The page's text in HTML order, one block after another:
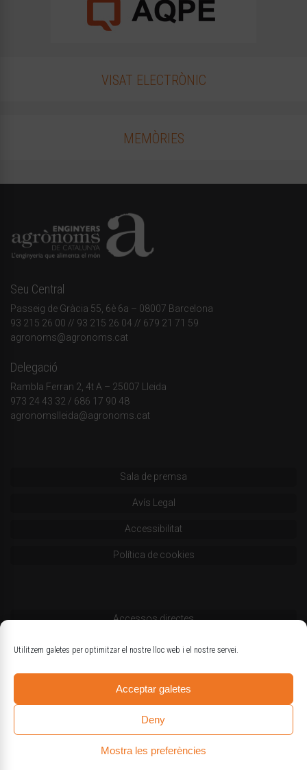
Utilitzem galetes per optimitzar el nostre lloc web i el nostre servei.
Acceptar galetes
Deny
Mostra les preferències
VISAT ELECTRÒNIC
MEMÒRIES
Seu Central
Passeig de Gràcia 55, 6è 6a – 08007 Barcelona
93 215 26 00 // 93 215 26 04 // 679 21 71 59
agronoms@agronoms.cat
Delegació
Rambla Ferran 2, 4t A – 25007 Lleida
973 24 43 32 / 686 17 90 48
agronomslleida@agronoms.cat
Sala de premsa
Avís Legal
Accessibilitat
Política de cookies
Accessos directes
Codi deontològic
Logotips oficials